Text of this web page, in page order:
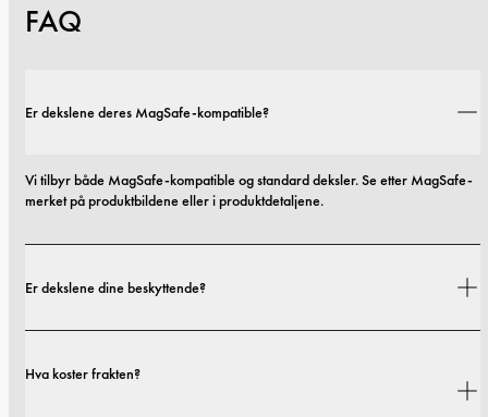
FAQ
Er dekslene deres MagSafe-kompatible?
Vi tilbyr både MagSafe-kompatible og standard deksler. Se etter MagSafe-
merket på produktbildene eller i produktdetaljene.
Er dekslene dine beskyttende?
som spenner fra slanke profiler til mer beskyttende utforminger.
Hva koster frakten?